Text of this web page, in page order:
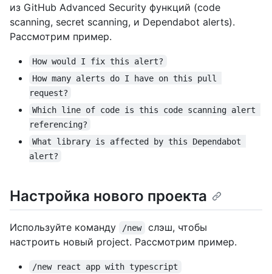
из GitHub Advanced Security функций (code
scanning, secret scanning, и Dependabot alerts).
Рассмотрим пример.
How would I fix this alert?
How many alerts do I have on this pull
request?
Which line of code is this code scanning alert
referencing?
What library is affected by this Dependabot
alert?
Настройка нового проекта
Используйте команду /new
слэш, чтобы
настроить новый project. Рассмотрим пример.
/new react app with typescript